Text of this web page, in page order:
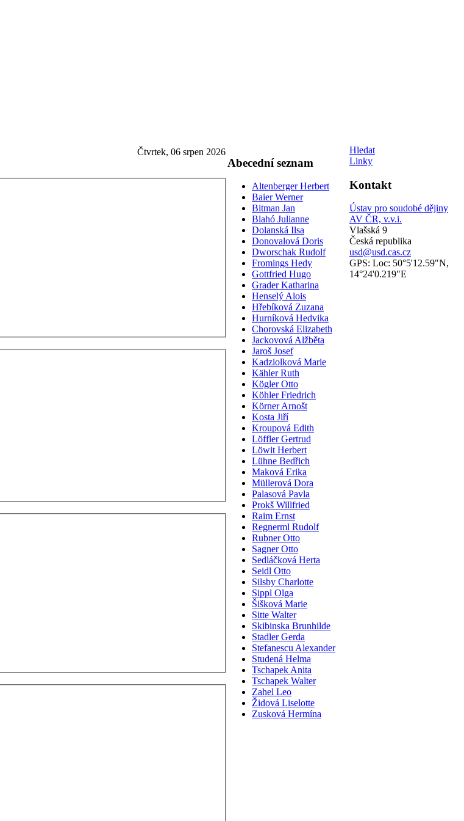
Čtvrtek, 06 srpen 2026
Abecední seznam
Altenberger Herbert
Baier Werner
Bitman Jan
Blahó Julianne
Dolanská Ilsa
Donovalová Doris
Dworschak Rudolf
Fromings Hedy
Gottfried Hugo
Grader Katharina
Henselý Alois
Hřebíková Zuzana
Hurníková Hedvika
Chorovská Elizabeth
Jackovová Alžběta
Jaroš Josef
Kadziolková Marie
Kähler Ruth
Kögler Otto
Köhler Friedrich
Körner Arnošt
Kosta Jiří
Kroupová Edith
Löffler Gertrud
Löwit Herbert
Lühne Bedřich
Maková Erika
Müllerová Dora
Palasová Pavla
Prokš Willfried
Raim Ernst
Regnerml Rudolf
Rubner Otto
Sagner Otto
Sedláčková Herta
Seidl Otto
Silsby Charlotte
Sippl Olga
Šišková Marie
Sitte Walter
Skibinska Brunhilde
Stadler Gerda
Stefanescu Alexander
Studená Helma
Tschapek Anita
Tschapek Walter
Zahel Leo
Židová Liselotte
Zusková Hermína
Hledat
Linky
Kontakt
Ústav pro soudobé dějiny
AV ČR, v.v.i.
Vlašská 9
Česká republika
usd@usd.cas.cz
GPS: Loc: 50°5'12.59"N,
14°24'0.219"E